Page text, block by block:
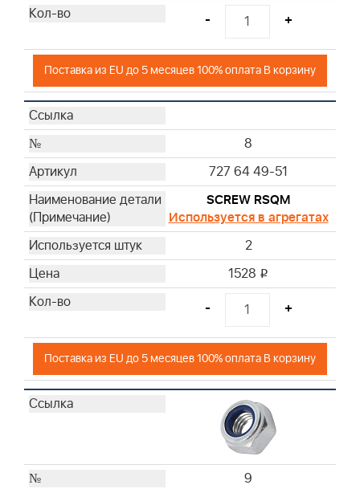
- +
Поставка из EU до 5 месяцев 100% оплата В корзину
8
727 64 49-51
SCREW RSQM
Используется в агрегатах
2
1528 i
- +
Поставка из EU до 5 месяцев 100% оплата В корзину
9